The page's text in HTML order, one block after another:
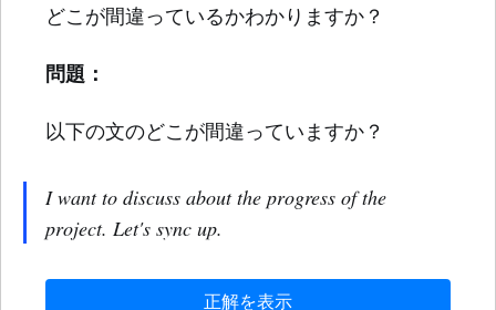
どこが間違っているかわかりますか？
問題：
以下の文のどこが間違っていますか？
I want to discuss about the progress of the
project. Let's sync up.
正解を表示